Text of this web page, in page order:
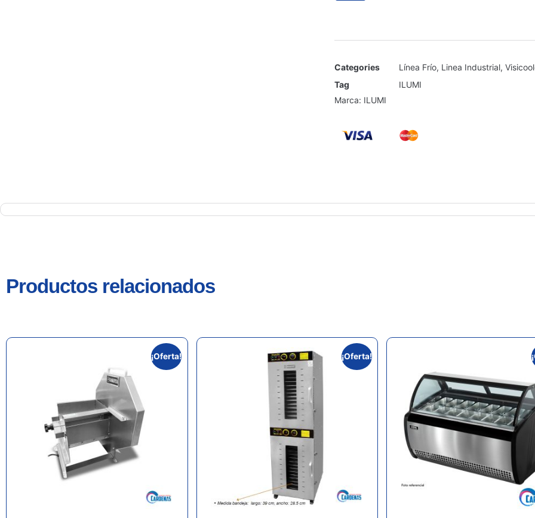
Categories Línea Frío, Linea Industrial,
Tag
ILUMI
Marca: ILUMI
Productos relacionados
¡Oferta! ¡Oferta!